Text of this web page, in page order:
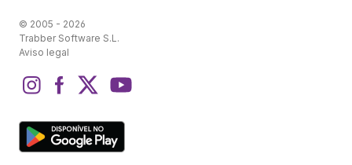
© 2005 - 2026
Trabber Software S.L.
Aviso legal